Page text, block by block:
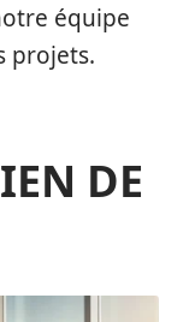
équipe
projets.
DE